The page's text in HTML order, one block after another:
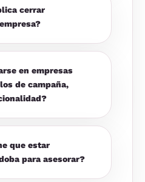
cerrar
en empresas
de campaña,
que estar
para asesorar?